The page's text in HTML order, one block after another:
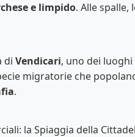
e limpido. Alle spalle,
di Vendicari, uno dei
migratorie che
.
la Spiaggia della